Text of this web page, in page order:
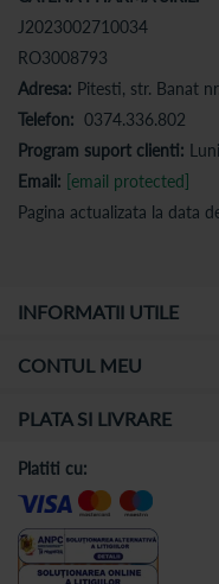
J2023002710034
RO3008793
Adresa: Pitesti, str. Banat
Telefon: 0374.336.802
Program suport clienti:
Email: [email protected]
Pagina actualizata la data
INFORMATII UTILE
CONTUL MEU
PLATA SI LIVRARE
Platiti cu: